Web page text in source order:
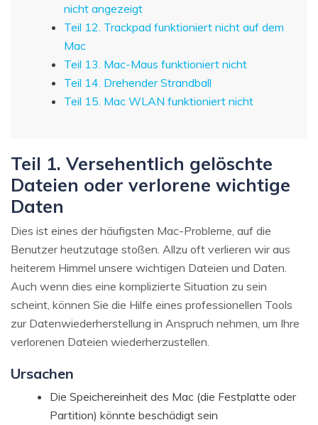
nicht angezeigt
Teil 12. Trackpad funktioniert nicht auf dem
Mac
Teil 13. Mac-Maus funktioniert nicht
Teil 14. Drehender Strandball
Teil 15. Mac WLAN funktioniert nicht
Teil 1. Versehentlich gelöschte
Dateien oder verlorene wichtige
Daten
Dies ist eines der häufigsten Mac-Probleme, auf die
Benutzer heutzutage stoßen. Allzu oft verlieren wir aus
heiterem Himmel unsere wichtigen Dateien und Daten.
Auch wenn dies eine komplizierte Situation zu sein
scheint, können Sie die Hilfe eines professionellen Tools
zur Datenwiederherstellung in Anspruch nehmen, um Ihre
verlorenen Dateien wiederherzustellen.
Ursachen
Die Speichereinheit des Mac (die Festplatte oder
Partition) könnte beschädigt sein